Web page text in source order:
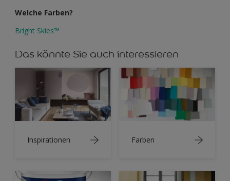
Welche Farben?
Bright Skies™
Das könnte Sie auch interessieren
Inspirationen Farben